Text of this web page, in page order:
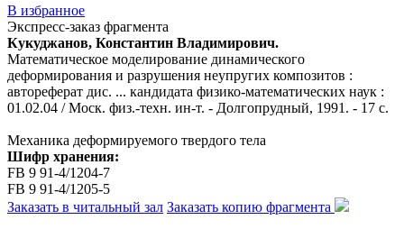
В избранное
Экспресс-заказ фрагмента
Кукуджанов, Константин Владимирович.
Математическое моделирование динамического
деформирования и разрушения неупругих композитов :
автореферат дис. ... кандидата физико-математических наук :
01.02.04 / Моск. физ.-техн. ин-т. - Долгопрудный, 1991. - 17 с.
Механика деформируемого твердого тела
Шифр хранения:
FB 9 91-4/1204-7
FB 9 91-4/1205-5
Заказать в читальный зал Заказать копию фрагмента